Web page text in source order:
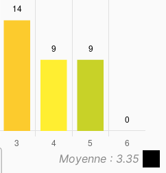
Moyenne : 3.35